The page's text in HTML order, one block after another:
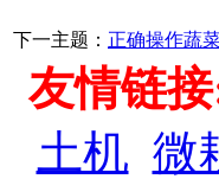
下一主题： 正确操作蔬
友情链
土机 微